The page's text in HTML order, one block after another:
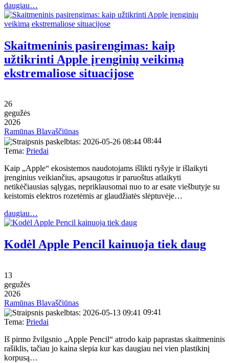
daugiau…
Skaitmeninis pasirengimas: kaip
užtikrinti Apple įrenginių veikimą
ekstremaliose situacijose
26
gegužės
2026
Ramūnas Blavaščiūnas
08:44
Tema: Priedai
Kaip „Apple“ ekosistemos naudotojams išlikti ryšyje ir išlaikyti
įrenginius veikiančius, apsaugotus ir paruoštus atlaikyti
netikėčiausias sąlygas, nepriklausomai nuo to ar esate viešbutyje su
keistomis elektros rozetėmis ar glaudžiatės slėptuvėje…
daugiau…
Kodėl Apple Pencil kainuoja tiek daug
13
gegužės
2026
Ramūnas Blavaščiūnas
09:41
Tema: Priedai
Iš pirmo žvilgsnio „Apple Pencil“ atrodo kaip paprastas skaitmeninis
rašiklis, tačiau jo kaina slepia kur kas daugiau nei vien plastikinį
korpusą…